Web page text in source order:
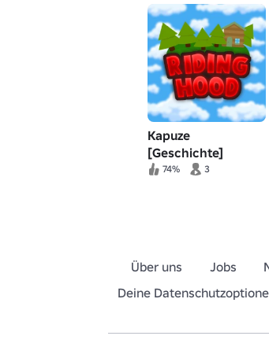
Kapuze
[Geschichte]
74% 3
Über uns Jobs
Deine